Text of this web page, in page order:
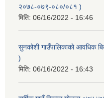
२०७८-०७९-०८०/०८१ )
मिति: 06/16/2022 - 16:46
सुनकोशी गाउँपालिकाको आवधिक
)
मिति: 06/16/2022 - 16:43